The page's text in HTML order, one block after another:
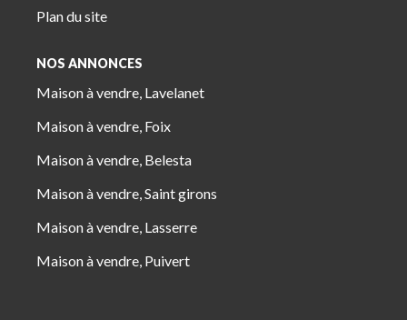
Plan du site
NOS ANNONCES
Maison à vendre, Lavelanet
Maison à vendre, Foix
Maison à vendre, Belesta
Maison à vendre, Saint girons
Maison à vendre, Lasserre
Maison à vendre, Puivert